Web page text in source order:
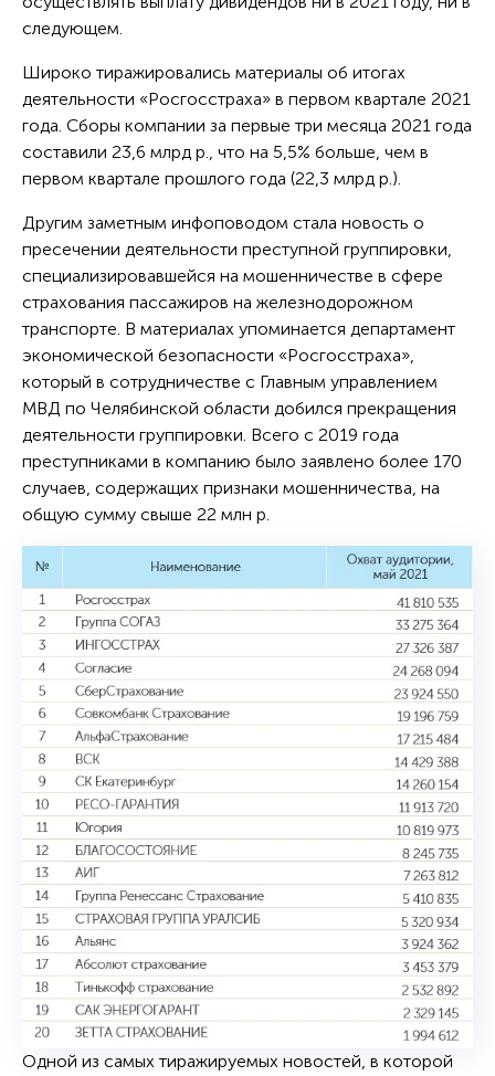
следующем.
Широко тиражировались материалы об итогах
деятельности «Росгосстраха» в первом квартале 2021
года. Сборы компании за первые три месяца 2021 года
составили 23,6 млрд р., что на 5,5% больше, чем в
первом квартале прошлого года (22,3 млрд р.).
Другим заметным инфоповодом стала новость о
пресечении деятельности преступной группировки,
специализировавшейся на мошенничестве в сфере
страхования пассажиров на железнодорожном
транспорте. В материалах упоминается департамент
экономической безопасности «Росгосстраха»,
который в сотрудничестве с Главным управлением
МВД по Челябинской области добился прекращения
деятельности группировки. Всего с 2019 года
преступниками в компанию было заявлено более 170
случаев, содержащих признаки мошенничества, на
общую сумму свыше 22 млн р.
Одной из самых тиражируемых новостей, в которой